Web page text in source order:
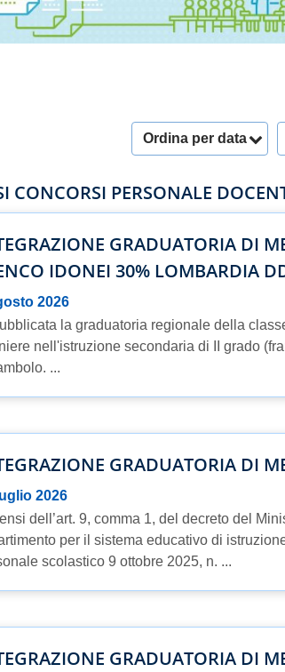
Ordina per data
CONCORSI PERSONALE
GRADUATORIA DI
IDONEI 30% LOMBARDIA
2026
la graduatoria regionale della
nell'istruzione secondaria di II grado
...
GRADUATORIA DI
2026
dell’art. 9, comma 1, del decreto del
per il sistema educativo di
scolastico 9 ottobre 2025, n. ...
GRADUATORIA DI